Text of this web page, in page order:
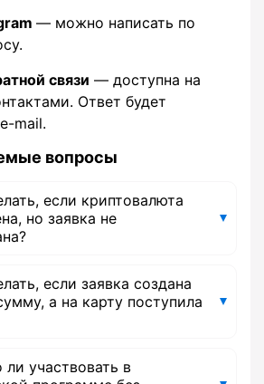
— можно написать по
связи — доступна на
Ответ будет
mail.
вопросы
если криптовалюта
но заявка не
если заявка создана
а на карту поступила
участвовать в